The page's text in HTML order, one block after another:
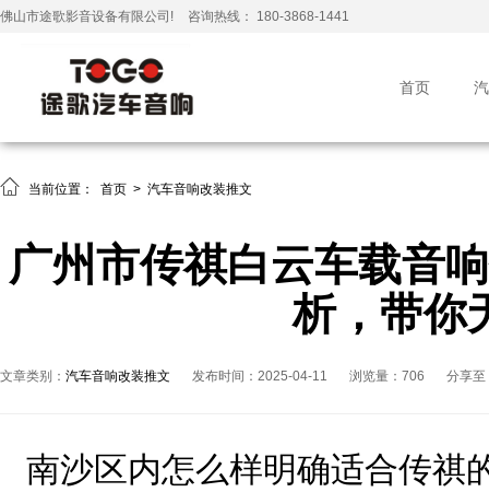
佛山市途歌影音设备有限公司! 咨询热线： 180-3868-1441
首页
 当前位置： 首页 > 汽车音响改装推文
广州市传祺白云车载音
析，带你
文章类别： 汽车音响改装推文 发布时间：2025-04-11 浏览量：706 分享至
南沙区内怎么样明确适合传祺